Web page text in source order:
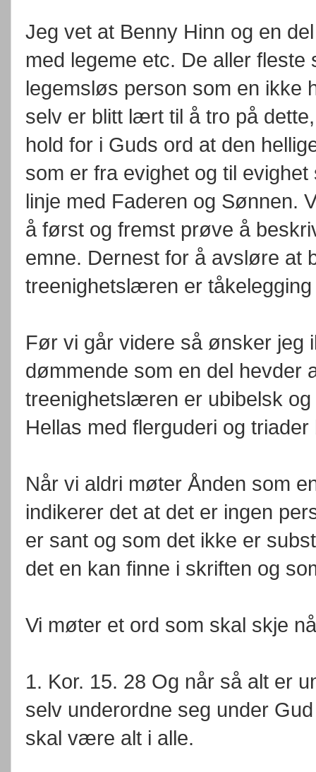
Jeg vet at Benny Hinn og en
med legeme etc. De aller
legemsløs person som en ikke
selv er blitt lært til å tro på
hold for i Guds ord at den
som er fra evighet og til
linje med Faderen og Sønnen.
å først og fremst prøve å
emne. Dernest for å avsløre at
treenighetslæren er
Før vi går videre så ønsker
dømmende som en del hevder
treenighetslæren er ubibelsk
Hellas med flerguderi og triader
Når vi aldri møter Ånden som
indikerer det at det er ingen
er sant og som det ikke er
det en kan finne i skriften og
Vi møter et ord som skal skje
1. Kor. 15. 28 Og når så alt er
selv underordne seg under
skal være alt i alle.